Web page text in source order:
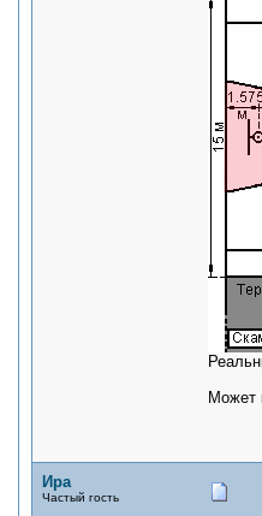
Может
Ира
Частый гость